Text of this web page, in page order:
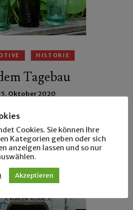
HISTORIE
Tagebau
Oktober 2020
Eythra hatte Günter einst
gefunden, u.a. eine aus
Zöbigker.
Cookies. Sie können Ihre
Kategorien geben oder sich
anzeigen lassen und so nur
Akzeptieren